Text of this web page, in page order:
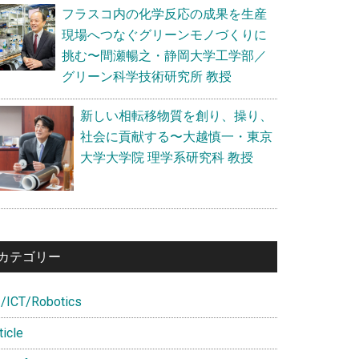
フラスコ内の化学反応の成果を生産
現場へつなぐグリーンモノづくりに
挑む〜間瀬暢之・静岡大学工学部／
グリーン科学技術研究所 教授
新しい相転移物質を創り、操り、
社会に貢献する〜大越慎一・東京
大学大学院 理学系研究科 教授
テゴリー
ICT/Robotics